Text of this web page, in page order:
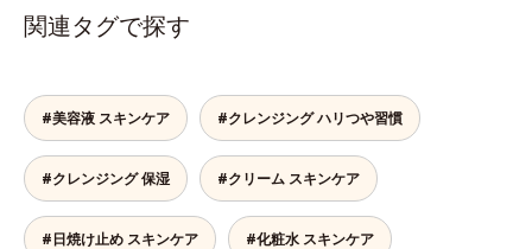
くいメイクを落とす際は、乾いた手
にとり、メイクとしっかりなじませ
します。4.その後、洗顔料で洗顔し
てください。各商品の詳しい情報は
商品ページをご覧ください。・
BEAUTY夏祭りは、こちら
いを与え、やわらかくすること。そ
のここちよさを感じること*2 シク
ロペンタシロキサン、ジフェニルシ
ロキシフェニルトリメチコン*3
チル/メタクリル酸ステアリル）コ
リンコラーゲン(*)、ローヤルゼリー
で、お風呂場でもお使いいただけま
す。* 水溶性コラーゲン各商品の詳
しい情報は商品ページをご覧くださ
い。・BEAUTY夏祭りは、こちら
成分の30％以上が素肌のうるおいバ
ランスを保つ保湿成分なので、ヌル
つきのないみずみずしい快適な洗い
上がりです。もちろん濡れた手OK
です。また、プッシュ部分が押しや
すいボトルを採用しており、浴室で
関連タグで探す
#美容液 スキンケア #クレンジング ハリつや習慣
#クレンジング 保湿 #クリーム スキンケア
#日焼け止め スキンケア #化粧水 スキンケア